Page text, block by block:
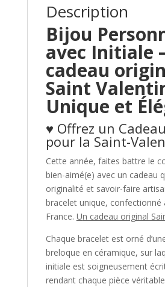
Description
Bijou
avec Initiale
cadeau
Saint
Unique et
♥ Offrez un
pour la Saint-
Cette année, faites battre le
bien-aimé(e) avec un cadeau
originalité et savoir-faire
bracelet unique, confectionné
France. Un cadeau original
Chaque bracelet est orné
breloque en céramique, sur
initiale est soigneusement
rendant chaque pièce